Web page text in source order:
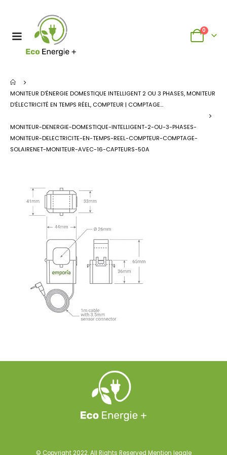
0
MONITEUR D'ÉNERGIE DOMESTIQUE INTELLIGENT 2 OU 3 PHASES, MONITEUR
D'ÉLECTRICITÉ EN TEMPS RÉEL, COMPTEUR | COMPTAGE…
MONITEUR-DENERGIE-DOMESTIQUE-INTELLIGENT-2-OU-3-PHASES-
MONITEUR-DELECTRICITE-EN-TEMPS-REEL-COMPTEUR-COMPTAGE-
SOLAIRENET-MONITEUR-AVEC-16-CAPTEURS-50A
© Copyright 2022. All Rights Reserved Mention legale